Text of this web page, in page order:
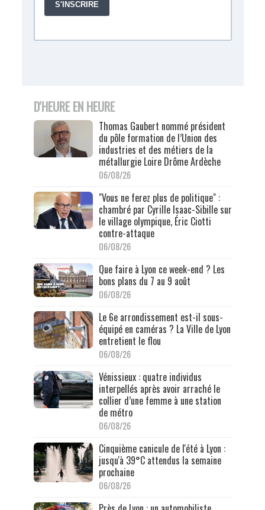
D'HEURE EN HEURE
Thomas Gaubert nommé président
du pôle formation de l’Union des
industries et des métiers de la
métallurgie Loire Drôme Ardèche
06/08/26
"Vous ne ferez plus de politique" :
chambré par Cyrille Isaac-Sibille sur
le village olympique, Éric Ciotti
contre-attaque
06/08/26
Que faire à Lyon ce week-end ? Les
bons plans du 7 au 9 août
06/08/26
Le 6e arrondissement est-il sous-
équipé en caméras ? La Ville de Lyon
entretient le flou
06/08/26
Vénissieux : quatre individus
interpellés après avoir arraché le
collier d’une femme à une station
de métro
06/08/26
Cinquième canicule de l'été à Lyon :
jusqu'à 39°C attendus la semaine
prochaine
06/08/26